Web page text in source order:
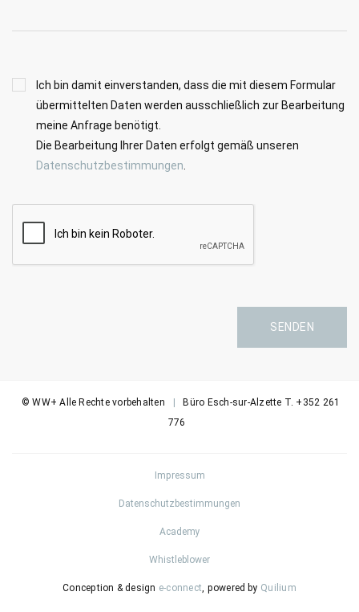
Ich bin damit einverstanden, dass die mit diesem Formular
übermittelten Daten werden ausschließlich zur Bearbeitung
meine Anfrage benötigt.
Die Bearbeitung Ihrer Daten erfolgt gemäß unseren
Datenschutzbestimmungen
SENDEN
© WW+ Alle Rechte vorbehalten | Büro Esch-sur-Alzette T. +352 261
776
Impressum
Datenschutzbestimmungen
Academy
Whistleblower
Conception & design e-connect , powered by Quilium